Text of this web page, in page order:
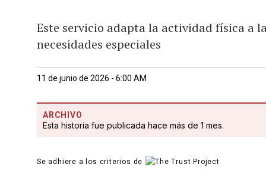
Este servicio adapta la actividad física a
necesidades especiales
11 de junio de 2026 - 6:00 AM
ARCHIVO
Esta historia fue publicada hace más de 1 mes.
Se adhiere a los criterios de